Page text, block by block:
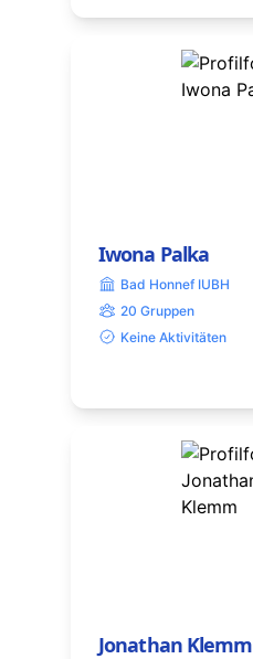
Iwona Palka
Bad Honnef IUBH
20 Gruppen
Keine Aktivitäten
Jonathan Klemm